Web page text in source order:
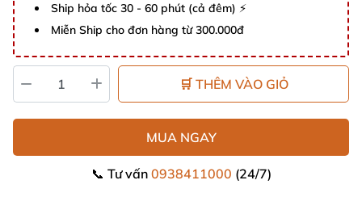
Ship hỏa tốc 30 - 60 phút (cả đêm) ⚡
Miễn Ship cho đơn hàng từ 300.000đ
🛒 THÊM VÀO GIỎ
MUA NGAY
📞 Tư vấn 0938411000 (24/7)